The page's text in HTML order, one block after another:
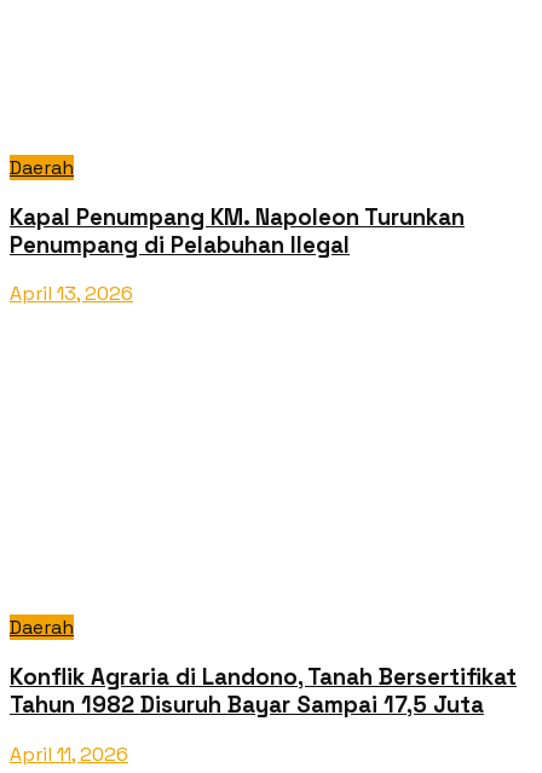
Daerah
Kapal Penumpang KM. Napoleon Turunkan
Penumpang di Pelabuhan Ilegal
April 13, 2026
Daerah
Konflik Agraria di Landono, Tanah Bersertifikat
Tahun 1982 Disuruh Bayar Sampai 17,5 Juta
April 11, 2026